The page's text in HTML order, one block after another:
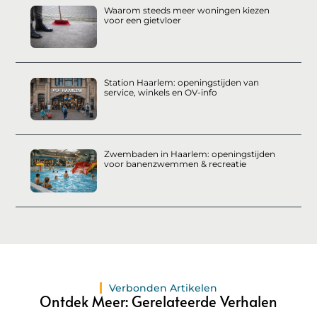
Waarom steeds meer woningen kiezen
voor een gietvloer
Station Haarlem: openingstijden van
service, winkels en OV-info
Zwembaden in Haarlem: openingstijden
voor banenzwemmen & recreatie
Verbonden Artikelen
Ontdek Meer: Gerelateerde Verhalen